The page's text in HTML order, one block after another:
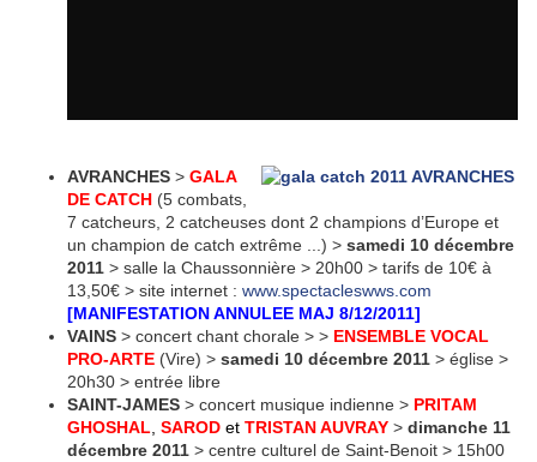
AVRANCHES > GALA
DE CATCH (5 combats,
7 catcheurs, 2 catcheuses dont 2 champions d’Europe et
un champion de catch extrême ...) > samedi 10 décembre
2011 > salle la Chaussonnière > 20h00 > tarifs de 10€ à
13,50€ > site internet : www.spectacleswws.com
[MANIFESTATION ANNULEE MAJ 8/12/2011]
VAINS > concert chant chorale > > ENSEMBLE VOCAL
PRO-ARTE (Vire) > samedi 10 décembre 2011 > église >
20h30 > entrée libre
SAINT-JAMES > concert musique indienne > PRITAM
GHOSHAL SAROD et TRISTAN AUVRAY > dimanche 11
décembre 2011 > centre culturel de Saint-Benoit > 15h00